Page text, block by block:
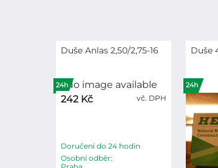
Duše Anlas 2,50/2,75-16
24h
242 Kč vč. DPH
Doručení do 24 hodin
Osobní odběr:
Duše
24h